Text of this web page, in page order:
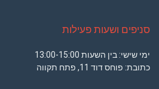
סניפים ושעות פעילות
ימי שישי: בין השעות 13:00-15:00
כתובת: פוחס דוד 11, פתח תקווה